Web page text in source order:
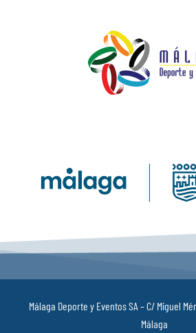
Málaga Deporte y Eventos SA – C/ Miguel
Málaga